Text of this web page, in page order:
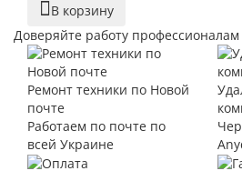
В корзину
Доверяйте работу профессионалам
Ремонт техники по Новой
почте
Работаем по почте по
всей Украине